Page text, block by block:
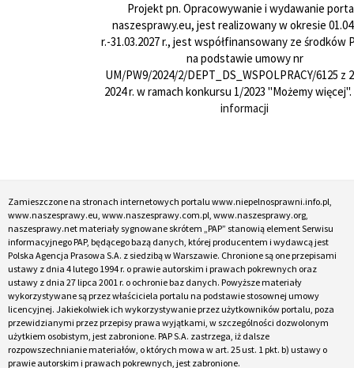
Projekt pn. Opracowywanie i wydawanie
naszesprawy.eu, jest realizowany w okresie
r.-31.03.2027 r., jest współfinansowany ze środków
na podstawie umowy nr
UM/PW9/2024/2/DEPT_DS_WSPOLPRACY/6125 z
2024 r. w ramach konkursu 1/2023 "Możemy więcej".
informacji
Zamieszczone na stronach internetowych portalu www.niepelnosprawni.info.pl,
www.naszesprawy.eu, www.naszesprawy.com.pl, www.naszesprawy.org,
naszesprawy.net materiały sygnowane skrótem „PAP” stanowią element Serwisu
informacyjnego PAP, będącego bazą danych, której producentem i wydawcą jest
Polska Agencja Prasowa S.A. z siedzibą w Warszawie. Chronione są one przepisami
ustawy z dnia 4 lutego 1994 r. o prawie autorskim i prawach pokrewnych oraz
ustawy z dnia 27 lipca 2001 r. o ochronie baz danych. Powyższe materiały
wykorzystywane są przez właściciela portalu na podstawie stosownej umowy
licencyjnej. Jakiekolwiek ich wykorzystywanie przez użytkowników portalu, poza
przewidzianymi przez przepisy prawa wyjątkami, w szczególności dozwolonym
użytkiem osobistym, jest zabronione. PAP S.A. zastrzega, iż dalsze
rozpowszechnianie materiałów, o których mowa w art. 25 ust. 1 pkt. b) ustawy o
prawie autorskim i prawach pokrewnych, jest zabronione.